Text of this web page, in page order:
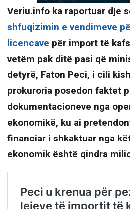
Veriu.info ka raportuar dje
shfuqizimin e vendimeve
licencave për import të
vetëm pak ditë pasi që
detyrë, Faton Peci, i cili
prokuroria posedon faktet
dokumentacioneve nga
ekonomikë, ku ai
financiar i shkaktuar nga
ekonomik është qindra